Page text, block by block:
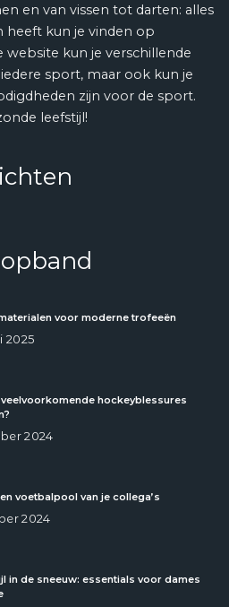
en van vissen tot darten: alles
kun je vinden op
website kun je verschillende
sport, maar ook kun je
zijn voor de sport.
leefstijl!
voor moderne trofeeën
2025
veelvoorkomende hockeyblessures
2024
voetbalpool van je collega’s
2024
in de sneeuw: essentials voor dames